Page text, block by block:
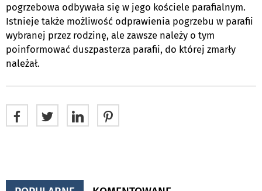
pogrzebowa odbywała się w jego kościele parafialnym.
Istnieje także możliwość odprawienia pogrzebu w parafii
wybranej przez rodzinę, ale zawsze należy o tym
poinformować duszpasterza parafii, do której zmarły
należał.